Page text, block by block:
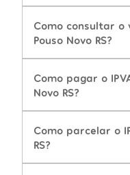
Como consultar o
Pouso Novo RS?
Como pagar o
Novo RS?
Como parcelar o
RS?